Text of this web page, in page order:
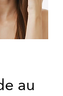
au